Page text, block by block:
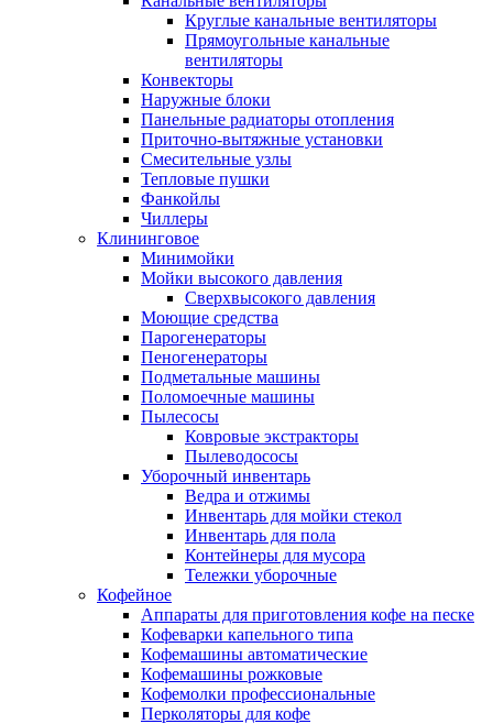
Круглые канальные вентиляторы
Прямоугольные канальные
вентиляторы
Конвекторы
Наружные блоки
Панельные радиаторы отопления
Приточно-вытяжные установки
Смесительные узлы
Тепловые пушки
Фанкойлы
Чиллеры
Клининговое
Минимойки
Мойки высокого давления
Сверхвысокого давления
Моющие средства
Парогенераторы
Пеногенераторы
Подметальные машины
Поломоечные машины
Пылесосы
Ковровые экстракторы
Пылеводососы
Уборочный инвентарь
Ведра и отжимы
Инвентарь для мойки стекол
Инвентарь для пола
Контейнеры для мусора
Тележки уборочные
Кофейное
Аппараты для приготовления кофе на песке
Кофеварки капельного типа
Кофемашины автоматические
Кофемашины рожковые
Кофемолки профессиональные
Перколяторы для кофе